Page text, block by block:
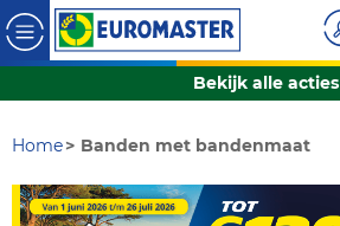
Bekijk alle acties
Home Banden met bandenmaat